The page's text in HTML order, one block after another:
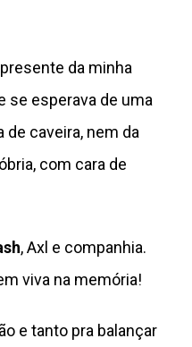
presente da minha
se esperava de uma
de caveira, nem da
com cara de
, Axl e companhia.
viva na memória!
e tanto pra balançar